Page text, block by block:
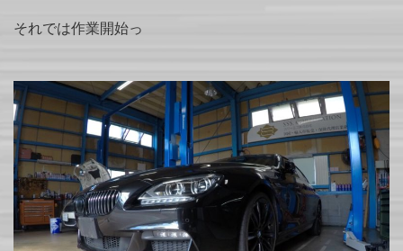
それでは作業開始っ